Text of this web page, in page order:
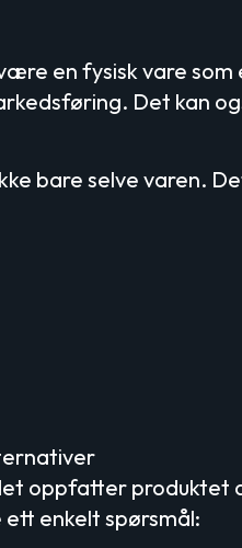
en fysisk vare som
Det kan
bare selve varen.
oppfatter produktet
enkelt spørsmål: